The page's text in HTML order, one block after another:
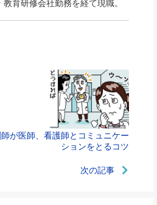
育研修会社勤務を経て現職。
が医師、看護師とコミュニケー
ションをとるコツ
次の記事